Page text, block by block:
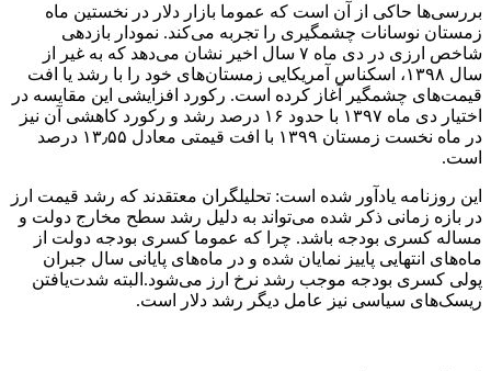
بررسی‌ها حاکی از آن است که عموما بازار دلار در نخستین ماه
زمستان نوسانات چشمگیری را تجربه می‌کند. نمودار بازدهی
شاخص ارزی در دی ماه ۷ سال اخیر نشان می‌دهد که به غیر از
سال ۱۳۹۸، اسکناس آمریکایی زمستان‌های خود را با رشد یا افت
قیمت‌های چشمگیر آغاز کرده است. رکورد افزایشی این مقایسه در
اختیار دی ماه ۱۳۹۷ با حدود ۱۶ درصد رشد و رکورد کاهشی آن نیز
در ماه نخست زمستان ۱۳۹۹ با افت قیمتی معادل ۱۳٫۵۵ درصد
است.
این روزنامه یادآور شده است: تحلیلگران معتقدند که رشد قیمت ارز
در بازه زمانی ذکر شده می‌تواند به دلیل رشد سطح مخارج دولت و
مساله کسری بودجه باشد. چرا که عموما کسری بودجه دولت از
ماه‌های انتهایی پاییز نمایان شده و در ماه‌های پایانی سال جبران
پولی کسری بودجه موجب رشد نرخ ارز می‌شود.البته شدت‌یافتن
ریسک‌های سیاسی نیز عامل دیگر رشد دلار است.